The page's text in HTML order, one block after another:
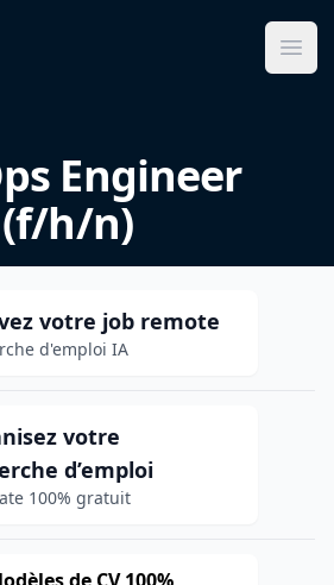
Engineer
(f/h/n)
votre job remote
d'emploi IA
votre
d’emploi
100% gratuit